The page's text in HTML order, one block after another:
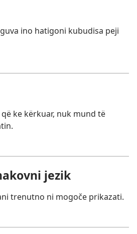
ino hatigoni kubudisa peji
ke kërkuar, nuk mund të
jezik
trenutno ni mogoče prikazati.